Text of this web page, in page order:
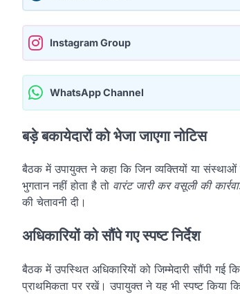
Instagram Group
WhatsApp Channel
बड़े बकायेदारों को भेजा जाएगा नोटिस
बैठक में उपायुक्त ने कहा कि जिन व्यक्तियों या
भुगतान नहीं होता है तो वारंट जारी कर वसूली की
की चेतावनी दी।
अधिकारियों को सौंपे गए स्पष्ट निर्देश
बैठक में उपस्थित अधिकारियों को जिम्मेदारी सौंपी
प्राथमिकता पर रखें। उपायुक्त ने यह भी स्पष्ट किया